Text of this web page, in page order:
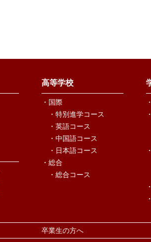
高等学校
・国際
・特別進学コース
・英語コース
・中国語コース
・日本語コース
・総合
・総合コース
卒業生の方へ